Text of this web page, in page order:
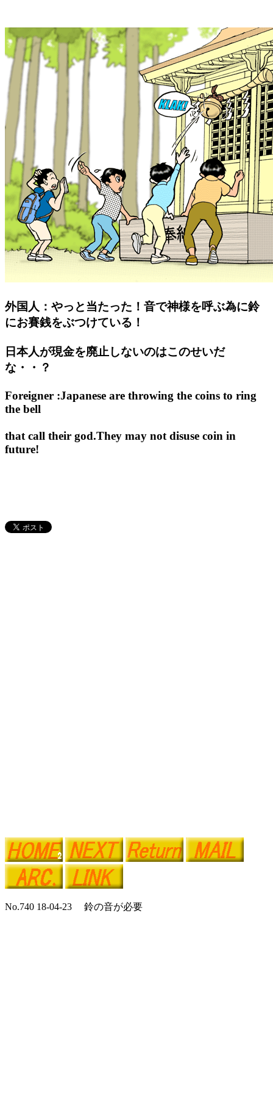
外国人：やっと当たった！音で神様を呼ぶ為に鈴
にお賽銭をぶつけている！
日本人が現金を廃止しないのはこのせいだ
な・・？
Foreigner :Japanese are throwing the coins to ring
the bell
that call their god.They may not disuse coin in
future!
No.740 18-04-23 鈴の音が必要